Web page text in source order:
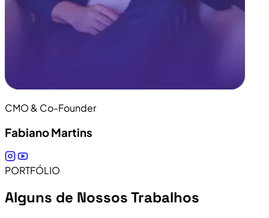
CMO & Co-Founder
Fabiano Martins
PORTFÓLIO
Alguns de Nossos Trabalhos